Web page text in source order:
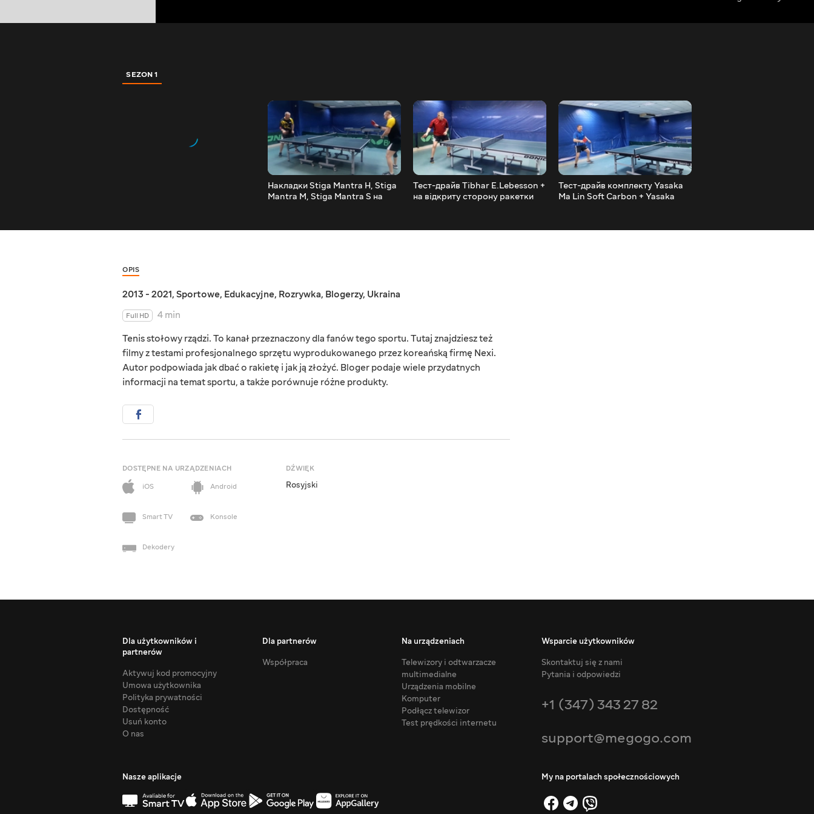
SEZON 1
Накладки Stiga Mantra H, Stiga
Mantra M, Stiga Mantra S на
Тест-драйв Tibhar E.Lebesson +
на відкриту сторону ракетки
Тест-драйв комплекту Yasaka
Ma Lin Soft Carbon + Yasaka
OPIS
2013 - 2021, Sportowe, Edukacyjne, Rozrywka, Blogerzy, Ukraina
Full HD
4 min
Tenis stołowy rządzi. To kanał przeznaczony dla fanów tego sportu. Tutaj znajdziesz też
filmy z testami profesjonalnego sprzętu wyprodukowanego przez koreańską firmę Nexi.
Autor podpowiada jak dbać o rakietę i jak ją złożyć. Bloger podaje wiele przydatnych
informacji na temat sportu, a także porównuje różne produkty.
DOSTĘPNE NA URZĄDZENIACH
iOS
Android
Smart TV Konsole
Dekodery
DŹWIĘK
Rosyjski
Dla użytkowników i
partnerów
Aktywuj kod promocyjny
Umowa użytkownika
Polityka prywatności
Dostępność
Usuń konto
O nas
Dla partnerów
Współpraca
Na urządzeniach
Telewizory i odtwarzacze
multimedialne
Urządzenia mobilne
Komputer
Podłącz telewizor
Test prędkości internetu
Wsparcie użytkowników
Skontaktuj się z nami
Pytania i odpowiedzi
+1 (347) 343 27 82
support@megogo.com
Nasze aplikacje My na portalach społecznościowych